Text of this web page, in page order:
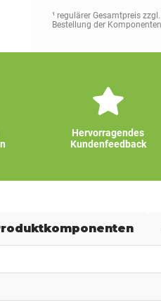
¹ regulärer Gesamtpreis
Bestellung der Komponenten
Hervorragendes
Kundenfeedback